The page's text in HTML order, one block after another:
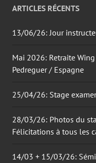
ARTICLES RÉCENTS
13/06/26: Jour
Mai 2026: Retraite
Pedreguer / Espagne
25/04/26: Stage
28/03/26: Photos du
Félicitations à tous les
14/03 + 15/03/26: